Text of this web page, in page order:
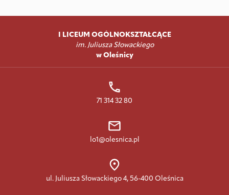
I LICEUM OGÓLNOKSZTAŁCĄCE
im. Juliusza Słowackiego
w Oleśnicy
71 314 32 80
lo1@olesnica.pl
ul. Juliusza Słowackiego 4, 56-400 Oleśnica